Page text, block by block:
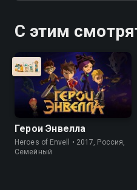
С этим
Герои Энвелла
Heroes of Envell • 2017, Россия,
Cемейный